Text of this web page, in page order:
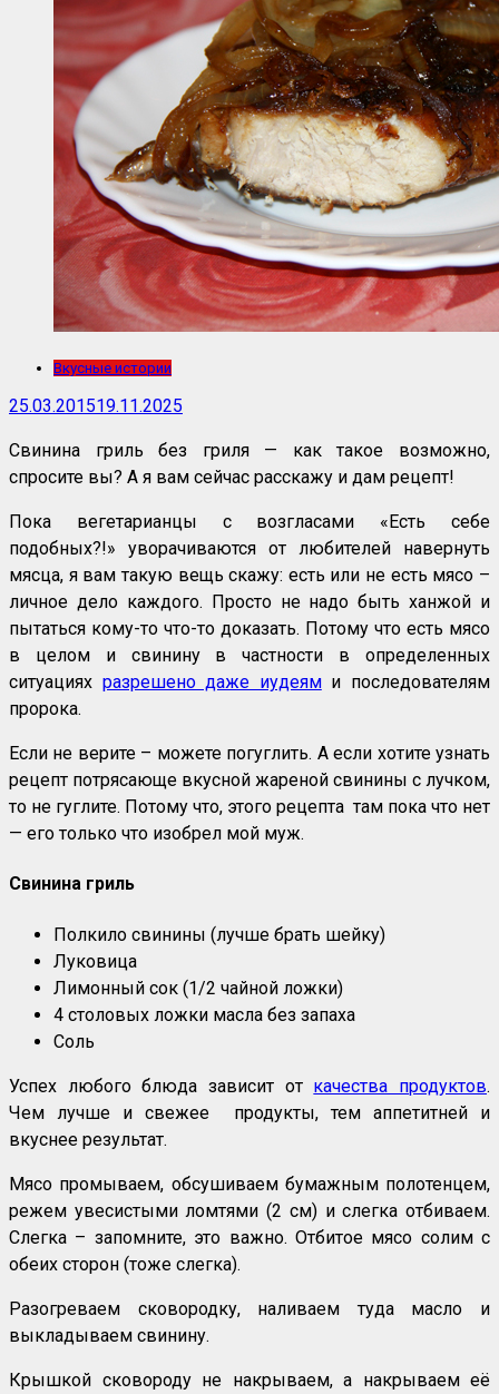
Вкусные истории
25.03.201519.11.2025
Свинина гриль без гриля — как такое возможно,
спросите вы? А я вам сейчас расскажу и дам рецепт!
Пока вегетарианцы с возгласами «Есть себе
подобных?!» уворачиваются от любителей навернуть
мясца, я вам такую вещь скажу: есть или не есть мясо –
личное дело каждого. Просто не надо быть ханжой и
пытаться кому-то что-то доказать. Потому что есть мясо
в целом и свинину в частности в определенных
ситуациях разрешено даже иудеями последователям
пророка.
Если не верите – можете погуглить. А если хотите узнать
рецепт потрясающе вкусной жареной свинины с лучком,
то не гуглите. Потому что, этого рецепта там пока что нет
— его только что изобрел мой муж.
Свинина гриль
Полкило свинины (лучше брать шейку)
Луковица
Лимонный сок (1/2 чайной ложки)
4 столовых ложки масла без запаха
Соль
Успех любого блюда зависит от качества продуктов.
Чем лучше и свежее продукты, тем аппетитней и
вкуснее результат.
Мясо промываем, обсушиваем бумажным полотенцем,
режем увесистыми ломтями (2 см) и слегка отбиваем.
Слегка – запомните, это важно. Отбитое мясо солим с
обеих сторон (тоже слегка).
Разогреваем сковородку, наливаем туда масло и
выкладываем свинину.
Крышкой сковороду не накрываем, а накрываем её